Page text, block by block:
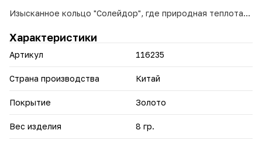
Изысканное кольцо "Солейдор", где природная теплота
блеском фианитов. Кроме того, тончайшее золотое
покрытие позволяет защитить украшения от коррозии и
повреждений, а также придает изделию больше блеска.
текстурой и тёплыми медово-янтарными оттенками
• Изящный дизайн: сочетание утончённых линий и блеска
подойдут как для повседневной носки, так и для особых
Характеристики
Артикул 116235
Страна производства Китай
Покрытие Золото
Вес изделия 8 гр.